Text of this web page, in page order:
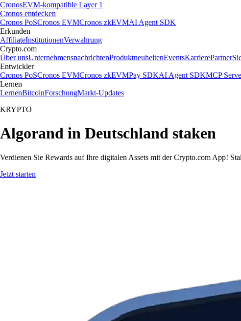
CronosEVM-kompatible Layer 1
Cronos entdecken
Cronos PoSCronos EVMCronos zkEVMAI Agent SDK
Erkunden
AffiliateInstitutionenVerwahrung
Crypto.com
Über unsUnternehmensnachrichtenProduktneuheitenEventsKarrierePartner
Entwickler
Cronos PoSCronos EVMCronos zkEVMPay SDKAI Agent SDKMCP
Lernen
LernenBitcoinForschungMarkt-Updates
KRYPTO
Algorand in Deutschland staken
Verdienen Sie Rewards auf Ihre digitalen Assets mit der Crypto.com App!
Jetzt starten